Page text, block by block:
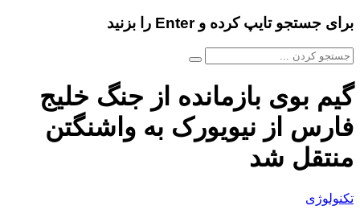
برای جستجو تایپ کرده و Enter را بزنید
گیم بوی بازمانده از جنگ خلیج
فارس از نیویورک به واشنگتن
منتقل شد
تکنولوژی